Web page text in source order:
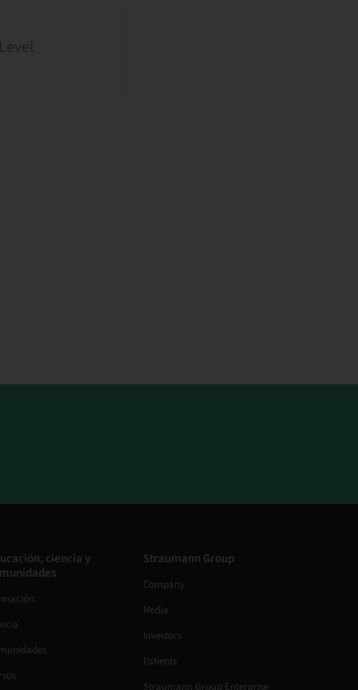
ciencia y
Straumann Group
Company
Media
Investors
Patients
Straumann Group Enterprise